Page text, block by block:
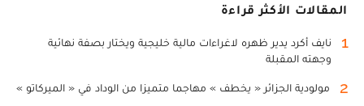
المقالات الأكثر قراءة
1
نايف أكرد يدير ظهره لاغراءات مالية خليجية ويختار بصفة نهائية
وجهته المقبلة
2 مولودية الجزائر « يخطف » مهاجما متميزا من الوداد في « الميركاتو »